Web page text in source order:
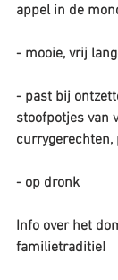
appel in de
- mooie, vrij
- past bij
stoofpotjes van
currygerechten,
- op dronk
Info over het
familietraditie!